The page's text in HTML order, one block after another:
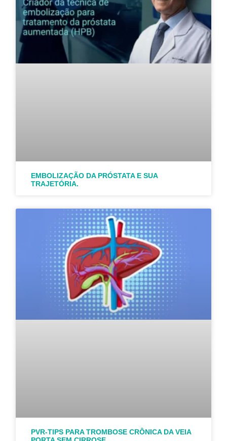
EMBOLIZAÇÃO DA PRÓSTATA E SUA
TRAJETÓRIA.
PVR-TIPS PARA TROMBOSE CRÔNICA DA VEIA